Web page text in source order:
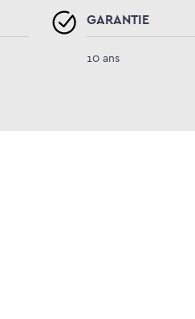
GARANTIE
10 ans